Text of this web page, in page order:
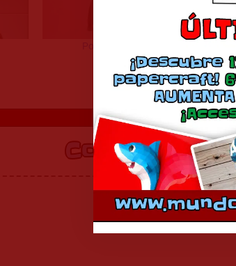
octubre 13, 2011
En «Anime»
Comentarios